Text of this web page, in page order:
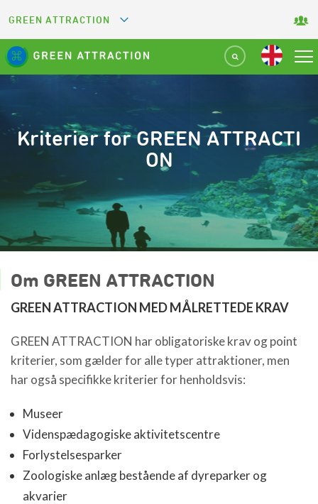
GREEN ATTRACTION
GREEN KEY
GREEN RESTAURANT
GREEN SPORT FACILITY
GREEN TOURISM ORGANIZATION
GREEN CAMPING
Kriterier for GREEN ATTRACTI
ON
Om GREEN ATTRACTION
GREEN ATTRACTION MED MÅLRETTEDE KRAV
GREEN ATTRACTION har obligatoriske krav og point
kriterier, som gælder for alle typer attraktioner, men
har også specifikke kriterier for henholdsvis:
Museer
Videnspædagogiske aktivitetscentre
Forlystelsesparker
Zoologiske anlæg bestående af dyreparker og
akvarier